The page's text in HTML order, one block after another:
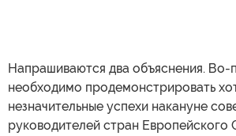
Напрашиваются два объяснения. Во-
необходимо продемонстрировать
незначительные успехи накануне
руководителей стран Европейского